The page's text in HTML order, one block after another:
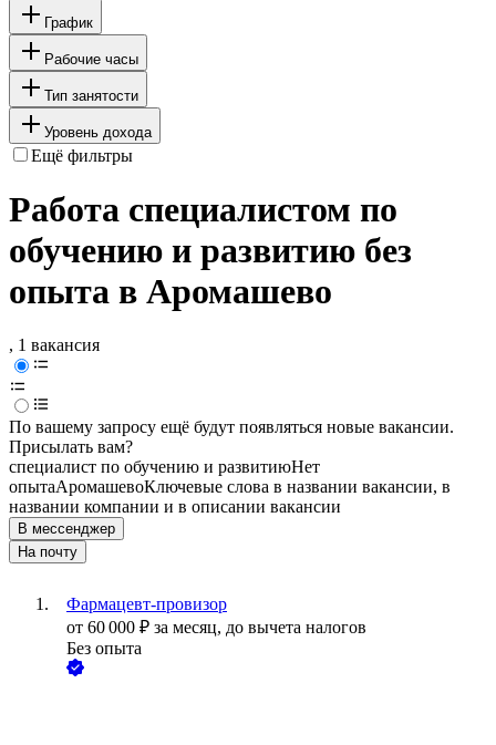
График
Рабочие часы
Тип занятости
Уровень дохода
Ещё фильтры
Работа специалистом по
обучению и развитию без
опыта в Аромашево
, 1 вакансия
По вашему запросу ещё будут появляться новые вакансии.
Присылать вам?
специалист по обучению и развитиюНет
опытаАромашевоКлючевые слова в названии вакансии, в
названии компании и в описании вакансии
В мессенджер
На почту
Фармацевт-провизор
от 60 000 ₽ за месяц, до вычета налогов
Без опыта